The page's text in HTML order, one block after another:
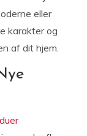
eller
karakter og
af dit hjem.